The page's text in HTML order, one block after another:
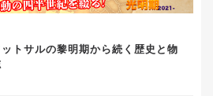
ットサルの黎明期から続く歴史と物